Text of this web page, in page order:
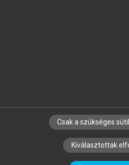
SZERZŐKNEK CÉGEKNEK
SZERKESZTÉSI ÉS
Csak a szükséges
Kiválasztottak